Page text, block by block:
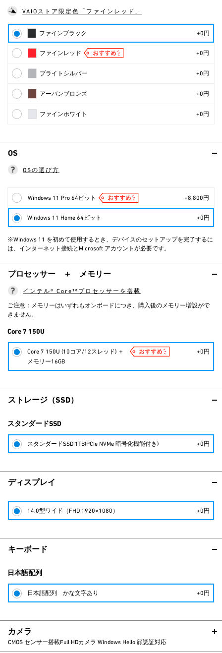
VAIOストア限定色「ファインレッド」
ファインブラック +0円
ファインレッド +0円
ブライトシルバー +0円
アーバンブロンズ +0円
ファインホワイト +0円
OS
OSの選び方
Windows 11 Pro 64ビット +8,800円
Windows 11 Home 64ビット +0円
※Windows 11 を初めて使用するとき、デバイスのセットアップを完了するに
は、インターネット接続とMicrosoft アカウントが必要です。
プロセッサー ＋ メモリー
インテル® Core™プロセッサーを搭載
ご注意：メモリーはいずれもオンボードにつき、購入後のメモリー増設がで
きません。
Core 7 150U
Core 7 150U (10コア/12スレッド) ＋
メモリー16GB
+0円
ストレージ（SSD）
スタンダードSSD
スタンダードSSD 1TB(PCIe NVMe 暗号化機能付き) +0円
ディスプレイ
14.0型ワイド（FHD 1920×1080） +0円
キーボード
日本語配列
日本語配列 かな文字あり +0円
カメラ
CMOS センサー搭載Full HDカメラ Windows Hello 顔認証対応